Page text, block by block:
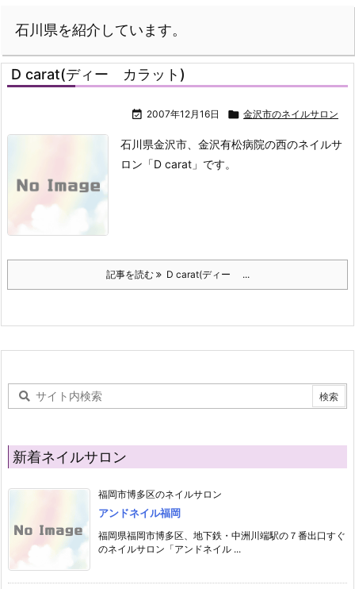
石川県を紹介しています。
D carat(ディー カラット)
 2007年12月16日  金沢市のネイルサロン
石川県金沢市、金沢有松病院の西のネイルサ
ロン「D carat」です。
記事を読む D carat(ディー ...
新着ネイルサロン
福岡市博多区のネイルサロン
アンドネイル福岡
福岡県福岡市博多区、地下鉄・中洲川端駅の７番出口すぐ
のネイルサロン「アンドネイル ...